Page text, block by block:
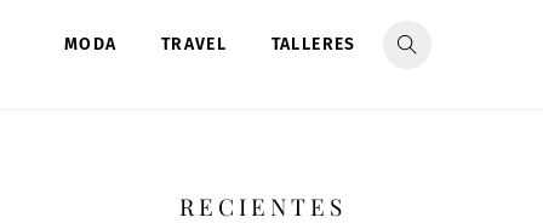
MODA TRAVEL TALLERES
RECIENTES